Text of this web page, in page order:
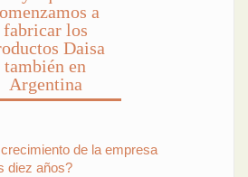
a
fabricar los
Daisa
también en
Argentina
de la empresa
diez años?